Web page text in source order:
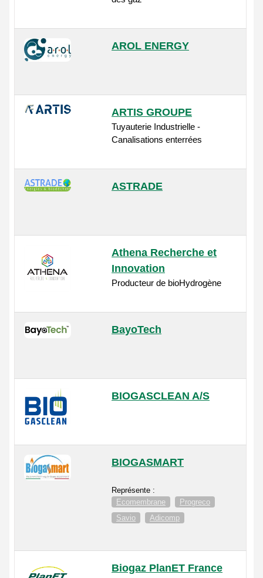
AROL ENERGY
ARTIS GROUPE
Tuyauterie Industrielle -
Canalisations enterrées
ASTRADE
Athena Recherche et
Innovation
Producteur de bioHydrogène
BayoTech
BIOGASCLEAN A/S
BIOGASMART
Représente :
Ecomembrane
Progreco
Savio
Adicomp
Biogaz PlanET France